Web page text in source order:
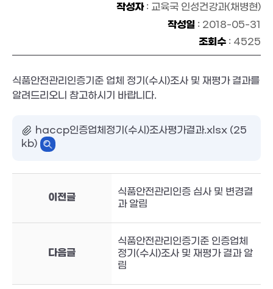
작성자: 교육국 인성건강과(채병현)
작성일 : 2018-05-31
조회수 : 4525
식품안전관리인증기준 업체 정기(수시)조사 및 재평가 결과를
알려드리오니 참고하시기 바랍니다.
haccp인증업체정기(수시)조사평가결과.xlsx (25
kb)
이전글
식품안전관리인증 심사 및 변경결
과 알림
다음글
식품안전관리인증기준 인증업체
정기(수시)조사 및 재평가 결과 알
림